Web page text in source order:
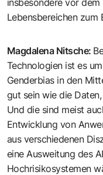
Lebensbereichen zum
Magdalena Nitsche:
Technologien ist es
Genderbias in den
gut sein wie die
Und die sind meist
Entwicklung von
aus verschiedenen
eine Ausweitung des
Hochrisikosystemen